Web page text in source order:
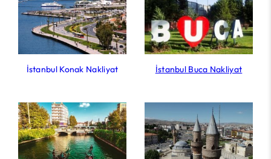
İstanbul Konak Nakliyat İstanbul Buca Nakliyat